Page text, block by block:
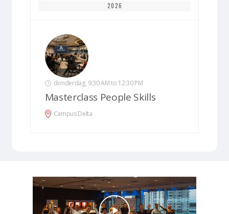
2026
donderdag, 9:30 AM to 12:30 PM
Masterclass People Skills
Campus Delta
Play Video